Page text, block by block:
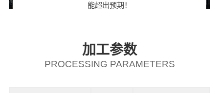
能超出预期！
加工参数
PROCESSING PARAMETERS